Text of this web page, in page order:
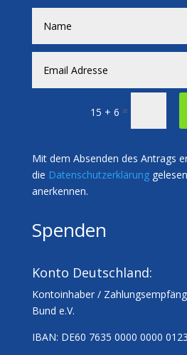
15 + 6 =
Mit dem Absenden des Antrags
die Datenschutzerklärung
anerkennen.
Spenden
Konto Deutschland:
Kontoinhaber /
Bund e.V.
IBAN: DE60 7635 0000 0000